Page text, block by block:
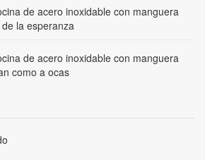
de acero inoxidable con manguera
la esperanza
de acero inoxidable con manguera
como a ocas